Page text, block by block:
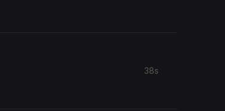
38s